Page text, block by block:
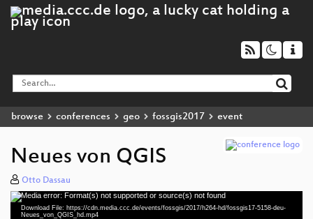
browse conferences geo fossgis2017 event
Neues von QGIS
Otto Dassau
Video
Player
Media error: Format(s) not supported or source(s) not found
Download File: https://cdn.media.ccc.de/events/fossgis/2017/h264-hd/fossgis17-5158-deu-
Neues_von_QGIS_hd.mp4